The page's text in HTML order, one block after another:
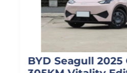
BYD Seagull